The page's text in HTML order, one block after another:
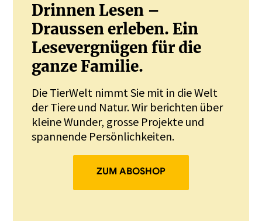
Drinnen Lesen –
Draussen erleben. Ein
Lesevergnügen für die
ganze Familie.
Die TierWelt nimmt Sie mit in die Welt
der Tiere und Natur. Wir berichten über
kleine Wunder, grosse Projekte und
spannende Persönlichkeiten.
ZUM ABOSHOP